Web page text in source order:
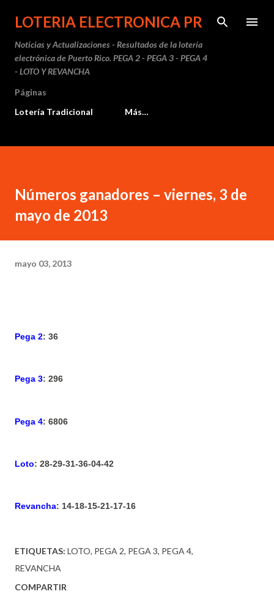
Ir al contenido principal
LOTERIA ELECTRONICA PR
Noticias y Actualizaciones - Resultados de la lotería
electrónica de Puerto Rico. PEGA 2 - PEGA 3 - PEGA 4
- LOTO Y REVANCHA
Páginas
Lotería Tradicional
Más…
Números ganadores – viernes, 3 de
mayo de 2013
mayo 03, 2013
Pega 2: 36
Pega 3: 296
Pega 4: 6806
Loto: 28-29-31-36-04-42
Revancha: 14-18-15-21-17-16
ETIQUETAS: LOTO PEGA 2 PEGA 3 PEGA 4
REVANCHA
COMPARTIR